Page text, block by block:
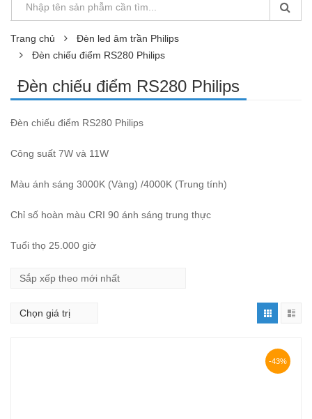
Trang chủ
Đèn led âm trần Philips
Đèn chiếu điểm RS280 Philips
Đèn chiếu điểm RS280 Philips
Đèn chiếu điểm RS280 Philips
Công suất 7W và 11W
Màu ánh sáng 3000K (Vàng) /4000K (Trung tính)
Chỉ số hoàn màu CRI 90 ánh sáng trung thực
Tuổi thọ 25.000 giờ
-43%